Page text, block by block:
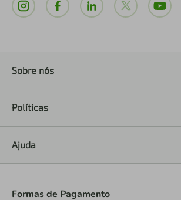
Sobre nós
Políticas
Ajuda
Formas de Pagamento